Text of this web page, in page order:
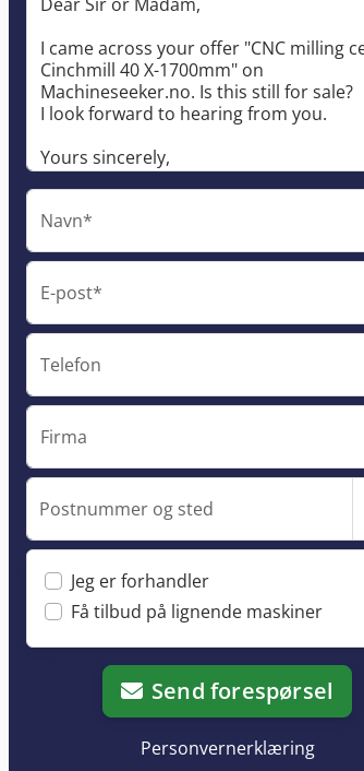
Navn*
E-post*
Telefon
Firma
Postnummer og sted
Jeg er forhandler
Få tilbud på lignende maskiner
Send forespørsel
Personvernerklæring